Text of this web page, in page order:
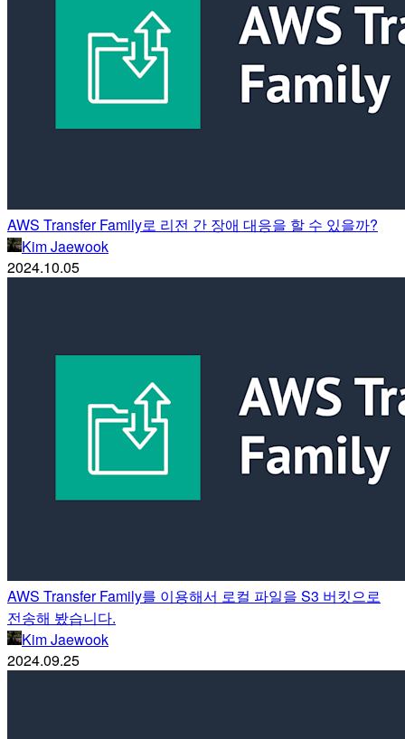
AWS Transfer Family로 리전 간 장애 대응을 할 수 있을까?
Kim Jaewook
2024.10.05
AWS Transfer Family를 이용해서 로컬 파일을 S3 버킷으로
전송해 봤습니다.
Kim Jaewook
2024.09.25